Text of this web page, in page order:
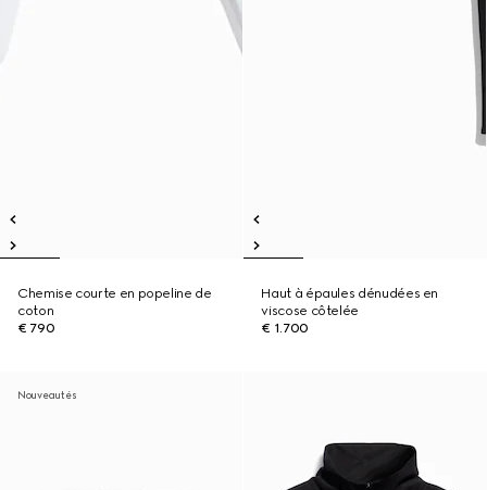
Chemise courte en popeline de
coton
€ 790
Haut à épaules dénudées en
viscose côtelée
€ 1.700
Nouveautés